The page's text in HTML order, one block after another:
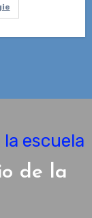
de la